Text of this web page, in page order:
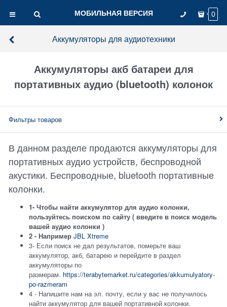
МОБИЛЬНАЯ ВЕРСИЯ 0
Аккумуляторы для аудиотехники
Аккумуляторы акб батареи для
портативных аудио (bluetooth) колонок
Фильтры товаров
В данном разделе продаются аккумуляторы для
портативных аудио устройств, беспроводной
акустики. Беспроводные, bluetooth портативные
колонки.
1- Чтобы найти аккумулятор для аудио колонки,
пользуйтесь поиском по сайту ( введите в поиск модель
вашей аудио колонки )
2 - НапримерJBL Xtreme
3- Если поиск не дал результатов, померьте ваш
аккумулятор, акб, батарею и перейдите в раздел
аккумуляторы по
размерам. https://terabytemarket.ru/categories/akkumulyatory-
po-razmeram
4 - Напишите нам на эл. почту, если у вас не получилось
найти аккумулятор для вашей портативной колонки.